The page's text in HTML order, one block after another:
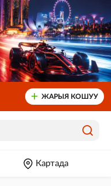
ЖАРЫЯ КОШУУ
Картада